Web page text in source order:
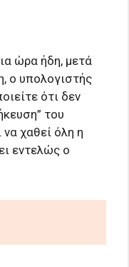
ώρα ήδη, μετά
ο υπολογιστής
ότι δεν
του
χαθεί όλη η
εντελώς ο